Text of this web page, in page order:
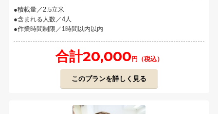
積載量／2.5立米
含まれる人数／4人
作業時間制限／1時間以内以内
合計20,000 円（税込）
このプランを詳しく見る